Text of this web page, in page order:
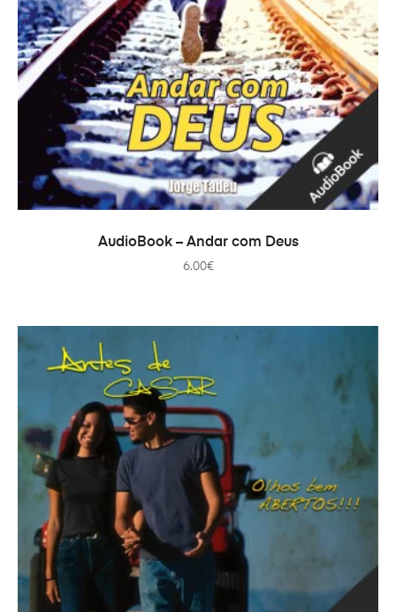
PRIDAŤ DO KOŠÍKA
AudioBook – Andar com Deus
6.00€